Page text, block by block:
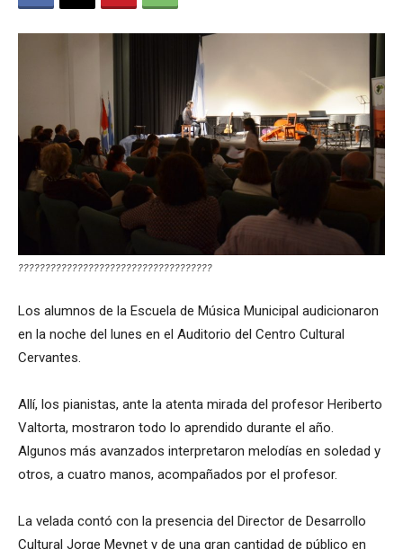
????????????????????????????????????
Los alumnos de la Escuela de Música Municipal audicionaron
en la noche del lunes en el Auditorio del Centro Cultural
Cervantes.
Allí, los pianistas, ante la atenta mirada del profesor Heriberto
Valtorta, mostraron todo lo aprendido durante el año.
Algunos más avanzados interpretaron melodías en soledad y
otros, a cuatro manos, acompañados por el profesor.
La velada contó con la presencia del Director de Desarrollo
Cultural Jorge Meynet y de una gran cantidad de público en